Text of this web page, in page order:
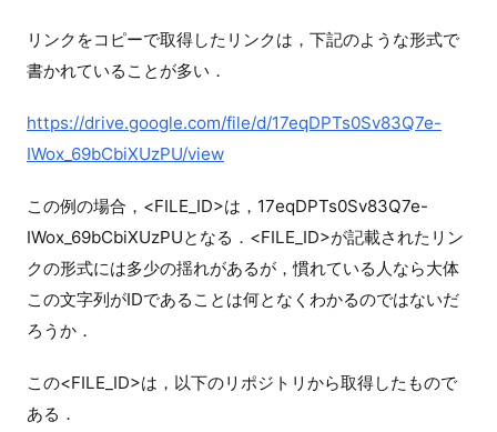
リンクをコピーで取得したリンクは，下記のような形式で
書かれていることが多い．
https://drive.google.com/file/d/17eqDPTs0Sv83Q7e-
IWox_69bCbiXUzPU/view
この例の場合，<FILE_ID>は，17eqDPTs0Sv83Q7e-
IWox_69bCbiXUzPUとなる．<FILE_ID>が記載されたリン
クの形式には多少の揺れがあるが，慣れている人なら大体
この文字列がIDであることは何となくわかるのではないだ
ろうか．
この<FILE_ID>は，以下のリポジトリから取得したもので
ある．